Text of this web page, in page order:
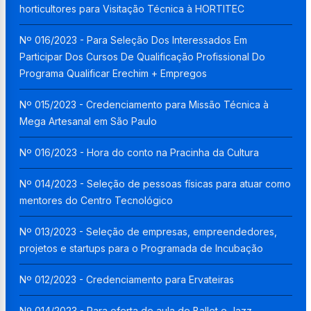
horticultores para Visitação Técnica à HORTITEC
Nº 016/2023 - Para Seleção Dos Interessados Em
Participar Dos Cursos De Qualificação Profissional Do
Programa Qualificar Erechim + Empregos
Nº 015/2023 - Credenciamento para Missão Técnica à
Mega Artesanal em São Paulo
Nº 016/2023 - Hora do conto na Pracinha da Cultura
Nº 014/2023 - Seleção de pessoas físicas para atuar como
mentores do Centro Tecnológico
Nº 013/2023 - Seleção de empresas, empreendedores,
projetos e startups para o Programada de Incubação
Nº 012/2023 - Credenciamento para Ervateiras